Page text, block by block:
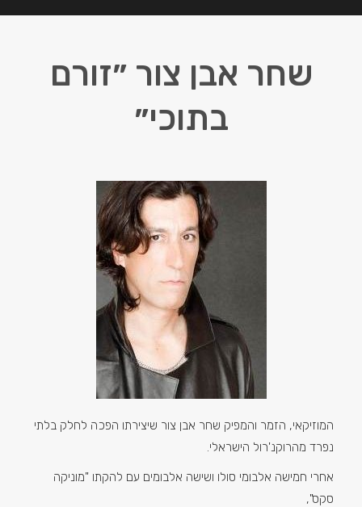
שחר אבן צור ״זורם
בתוכי״
המוזיקאי, הזמר והמפיק שחר אבן צור שיצירתו הפכה לחלק בלתי
נפרד מהרוקנ'רול הישראלי.
אחרי חמישה אלבומי סולו ושישה אלבומים עם להקתו "מוניקה
סקס",